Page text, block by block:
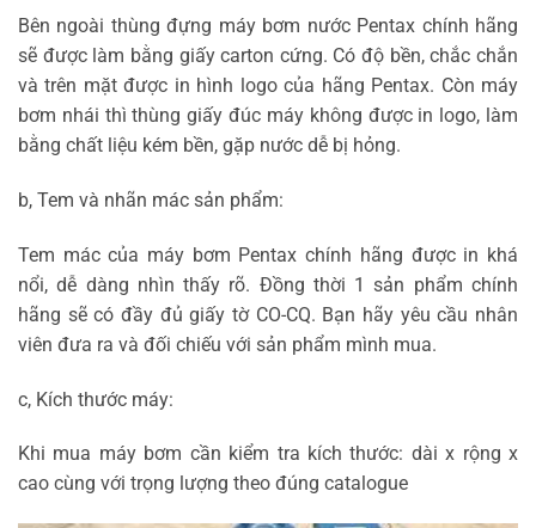
Bên ngoài thùng đựng máy bơm nước Pentax chính hãng
sẽ được làm bằng giấy carton cứng. Có độ bền, chắc chắn
và trên mặt được in hình logo của hãng Pentax. Còn máy
bơm nhái thì thùng giấy đúc máy không được in logo, làm
bằng chất liệu kém bền, gặp nước dễ bị hỏng.
b, Tem và nhãn mác sản phẩm:
Tem mác của máy bơm Pentax chính hãng được in khá
nổi, dễ dàng nhìn thấy rõ. Đồng thời 1 sản phẩm chính
hãng sẽ có đầy đủ giấy tờ CO-CQ. Bạn hãy yêu cầu nhân
viên đưa ra và đối chiếu với sản phẩm mình mua.
c, Kích thước máy:
Khi mua máy bơm cần kiểm tra kích thước: dài x rộng x
cao cùng với trọng lượng theo đúng catalogue